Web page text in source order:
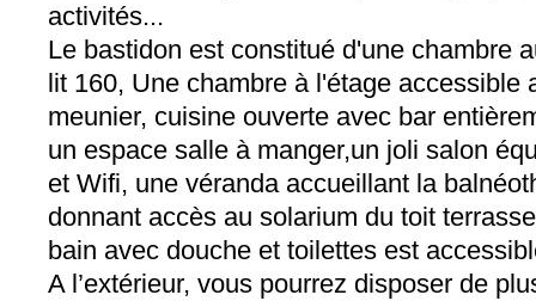
activités...
Le bastidon est constitué d'une chambre
lit 160, Une chambre à l'étage accessible
meunier, cuisine ouverte avec bar
un espace salle à manger,un joli salon
et Wifi, une véranda accueillant la
donnant accès au solarium du toit
bain avec douche et toilettes est
A l’extérieur, vous pourrez disposer de